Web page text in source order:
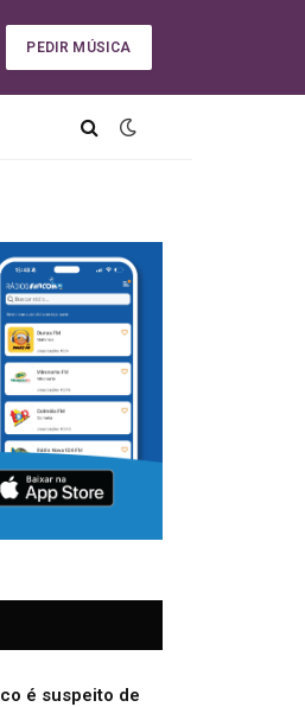
PEDIR MÚSICA
é suspeito de